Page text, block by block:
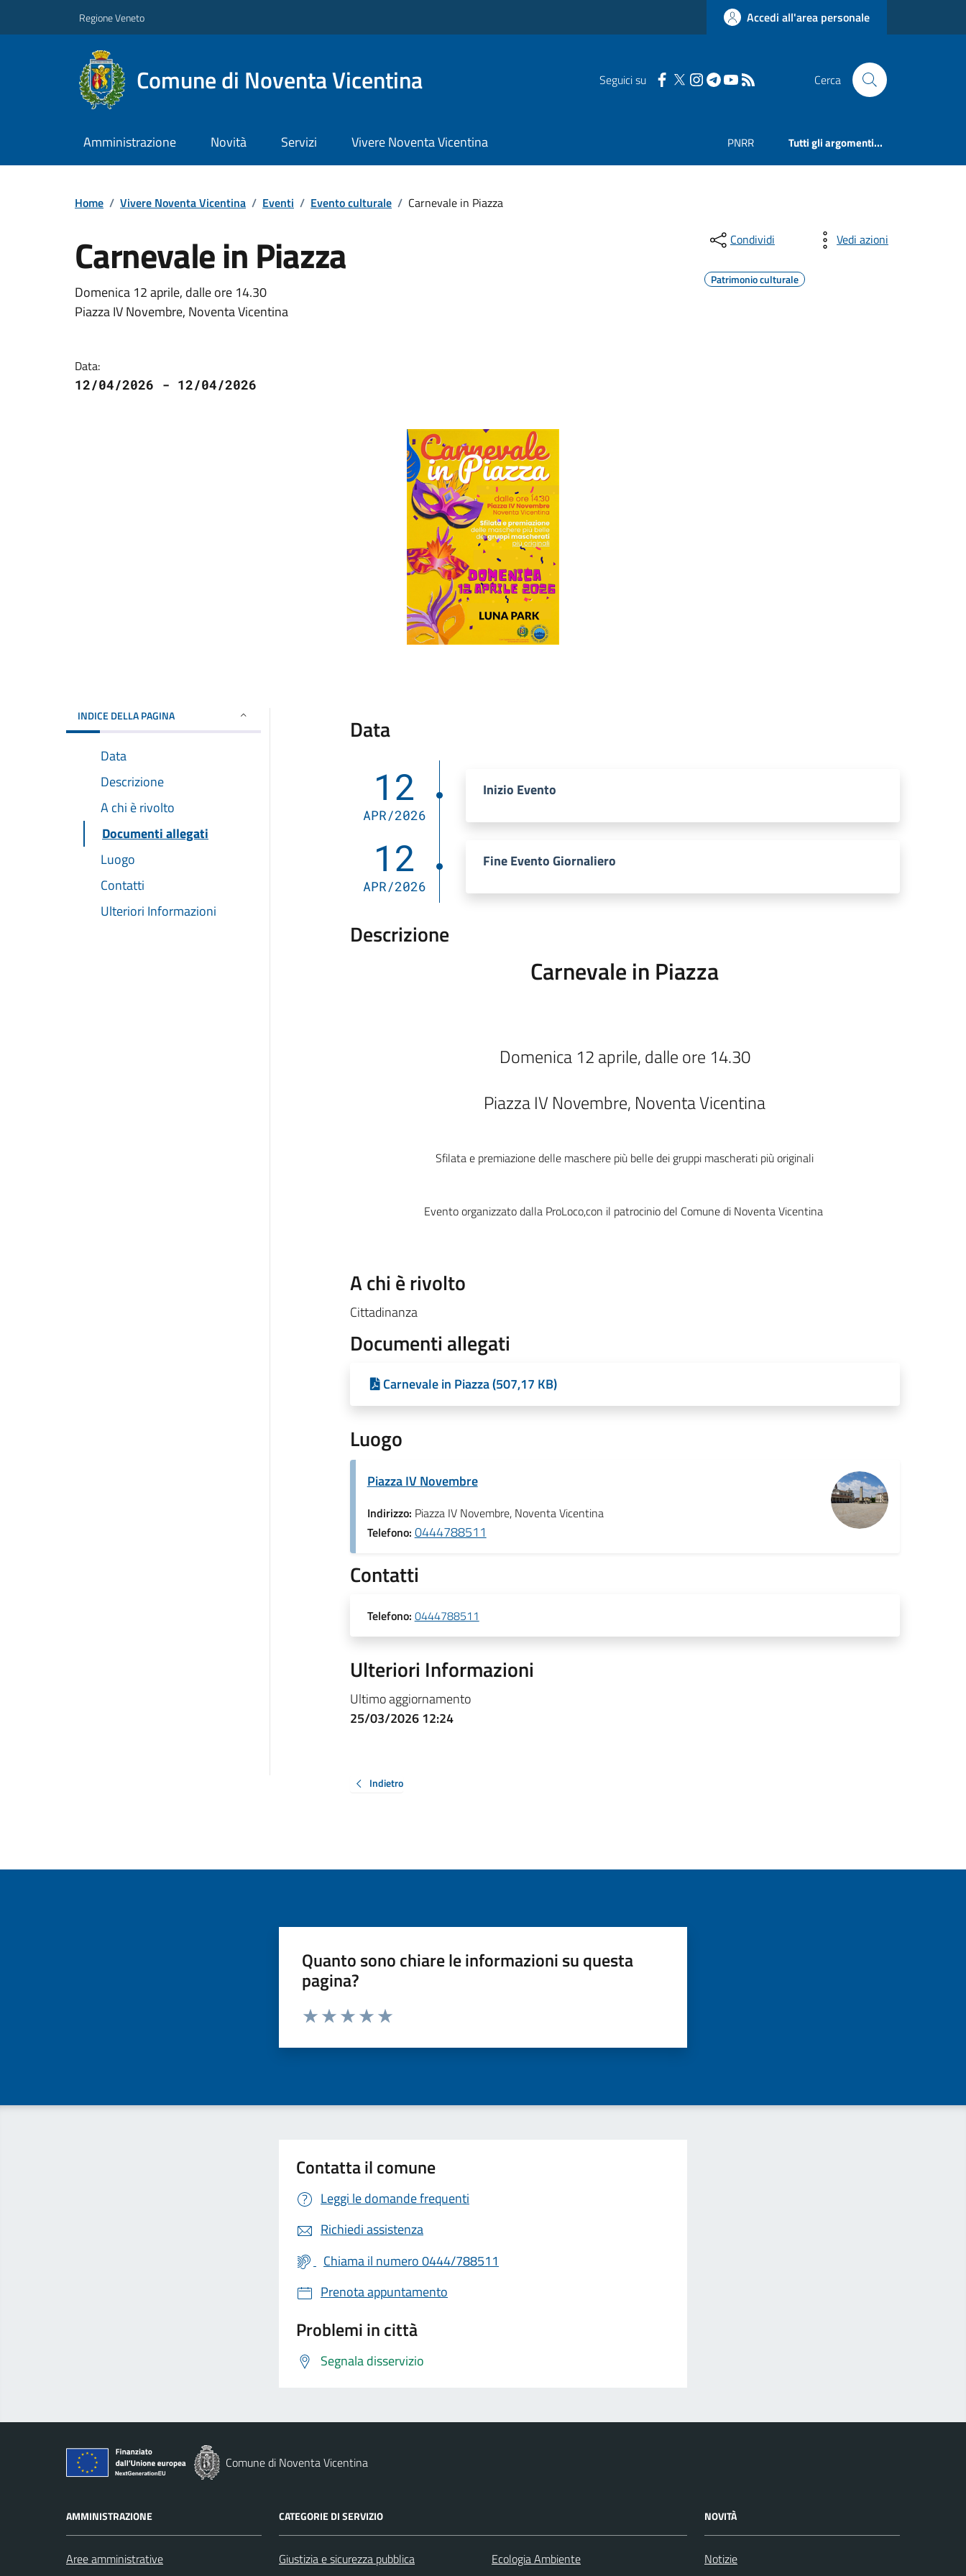
Regione Veneto Accedi all'area personale
Comune di Noventa Vicentina Seguici su Cerca
Amministrazione Novità Servizi Vivere Noventa Vicentina PNRR Tutti gli argomenti...
Home / Vivere Noventa Vicentina / Eventi / Evento culturale / Carnevale in Piazza
Carnevale in Piazza
Domenica 12 aprile, dalle ore 14.30
Piazza IV Novembre, Noventa Vicentina
Data:
12/04/2026 - 12/04/2026
Condividi Vedi azioni
Patrimonio culturale
INDICE DELLA PAGINA
Data
Descrizione
A chi è rivolto
Documenti allegati
Luogo
Contatti
Ulteriori Informazioni
Data
12
APR/2026
Inizio Evento
12
APR/2026
Fine Evento Giornaliero
Descrizione
Carnevale in Piazza
Domenica 12 aprile, dalle ore 14.30
Piazza IV Novembre, Noventa Vicentina
Sfilata e premiazione delle maschere più belle dei gruppi mascherati più originali
Evento organizzato dalla ProLoco,con il patrocinio del Comune di Noventa Vicentina
A chi è rivolto
Cittadinanza
Documenti allegati
Carnevale in Piazza (507,17 KB)
Luogo
Piazza IV Novembre
Indirizzo: Piazza IV Novembre, Noventa Vicentina
Telefono: 0444788511
Contatti
Telefono: 0444788511
Ulteriori Informazioni
Ultimo aggiornamento
25/03/2026 12:24
Indietro
Quanto sono chiare le informazioni su questa
pagina?
Valuta da 1 a 5 stelle la pagina
Contatta il comune
Leggi le domande frequenti
Richiedi assistenza
Chiama il numero 0444/788511
Prenota appuntamento
Problemi in città
Segnala disservizio
Comune di Noventa Vicentina
AMMINISTRAZIONE
Aree amministrative
CATEGORIE DI SERVIZIO
Giustizia e sicurezza pubblica
Ecologia Ambiente
NOVITÀ
Notizie